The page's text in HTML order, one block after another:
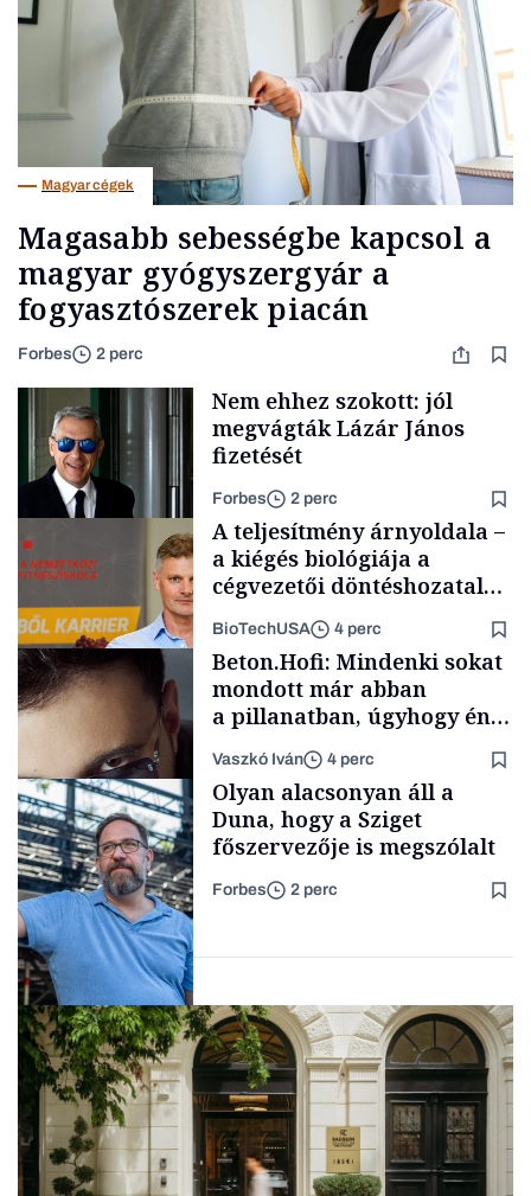
Magyar cégek
Magasabb sebességbe kapcsol a
magyar gyógyszergyár a
fogyasztószerek piacán
Forbes 2 perc
Politika
Nem ehhez szokott: jól
megvágták Lázár János
fizetését
Forbes 2 perc
Content Lab HUB
A teljesítmény árnyoldala –
a kiégés biológiája a
cégvezetői döntéshozatal
BioTechUSA 4 perc
Forbes-sztori
Beton.Hofi: Mindenki sokat
mondott már abban
a pillanatban, úgyhogy én
gondolataimat akartam
kimondani
Vaszkó Iván 4 perc
Társadalom
Olyan alacsonyan áll a
Duna, hogy a Sziget
főszervezője is megszólalt
Forbes 2 perc